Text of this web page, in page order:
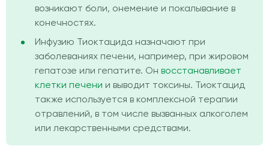
возникают боли, онемение и покалывание в
конечностях.
Инфузию Тиоктацида назначают при
заболеваниях печени, например, при жировом
гепатозе или гепатите. Он восстанавливает
клетки печени и выводит токсины. Тиоктацид
также используется в комплексной терапии
отравлений, в том числе вызванных алкоголем
или лекарственными средствами.